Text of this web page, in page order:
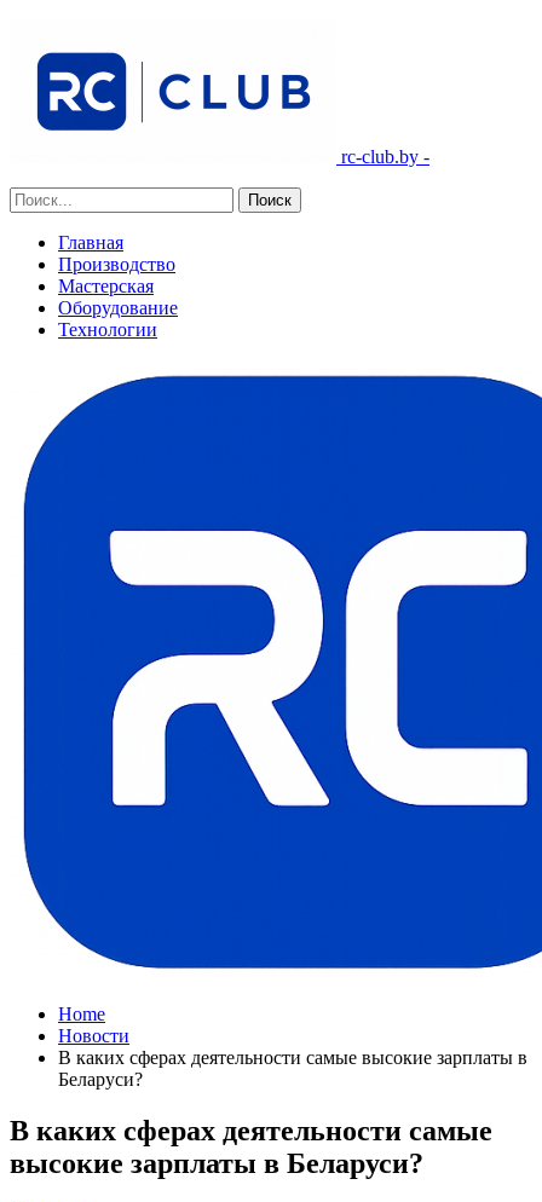
rc-club.by -
Главная
Производство
Мастерская
Оборудование
Технологии
Home
Новости
В каких сферах деятельности самые высокие зарплаты в
Беларуси?
В каких сферах деятельности самые
высокие зарплаты в Беларуси?